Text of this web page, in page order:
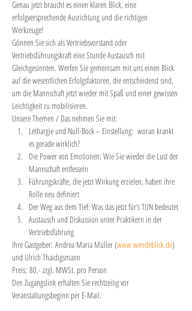
Genau jetzt braucht es einen klaren Blick, eine
erfolgversprechende Ausrichtung und die richtigen
Werkzeuge!
Gönnen Sie sich als Vertriebsvorstand oder
Vertriebsführungskraft eine Stunde Austausch mit
Gleichgesinnten. Werfen Sie gemeinsam mit uns einen Blick
auf die wesentlichen Erfolgsfaktoren, die entscheidend sind,
um die Mannschaft jetzt wieder mit Spaß und einer gewissen
Leichtigkeit zu mobilisieren.
Unsere Themen / Das nehmen Sie mit:
Lethargie und Null-Bock – Einstellung:  woran krankt
es gerade wirklich?
Die Power von Emotionen: Wie Sie wieder die Lust der
Mannschaft entfesseln
Führungskräfte, die jetzt Wirkung erzielen, haben ihre
Rolle neu definiert
Der Weg aus dem Tief: Was das jetzt für‘s TUN bedeutet
Austausch und Diskussion unter Praktikern in der
Vertriebsführung
​Ihre Gastgeber: Andrea Maria Müller (www.wendeblick.de)
und Ulrich Thaidigsmann
Preis: 80,- zzgl. MWSt. pro Person​
Den Zugangslink erhalten Sie rechtzeitig vor
Veranstaltungsbeginn per E-Mail.